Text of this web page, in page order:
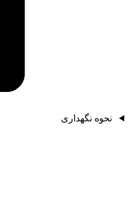
نحوه نگهداری